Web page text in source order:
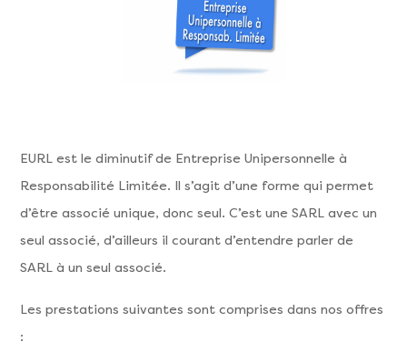
EURL est le diminutif de Entreprise Unipersonnelle à
Responsabilité Limitée. Il s’agit d’une forme qui permet
d’être associé unique, donc seul. C’est une SARL avec un
seul associé, d’ailleurs il courant d’entendre parler de
SARL à un seul associé.
Les prestations suivantes sont comprises dans nos offres
: